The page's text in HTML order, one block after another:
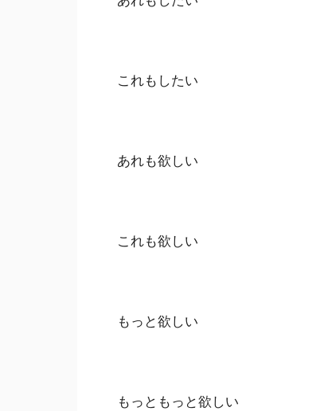
これもしたい
あれも欲しい
これも欲しい
もっと欲しい
もっともっと欲しい